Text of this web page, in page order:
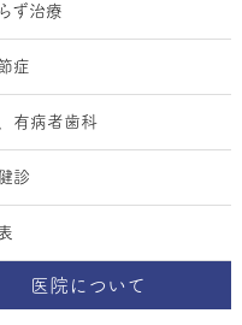
ず治療
症
有病者歯科
診
医院について